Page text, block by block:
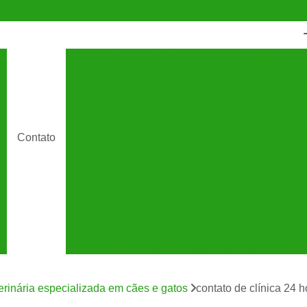
Contato
Clínica Veterinária Especializada em Cães
especializada em cães e gatos contato de clínica 24